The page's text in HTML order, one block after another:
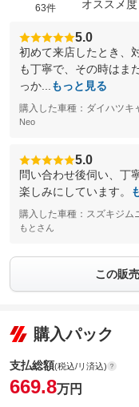
63件 オススメ度
5.0
初めて来店したとき、
も丁寧で、その時はま
っか...
もっと見る
購入した車種：ダイハツキ
Neo
5.0
問い合わせ後伺い、丁
楽しみにしています。
購入した車種：スズキジム
もとさん
この販
購入パック
支払総額(税込/リ済込)
669.8万円